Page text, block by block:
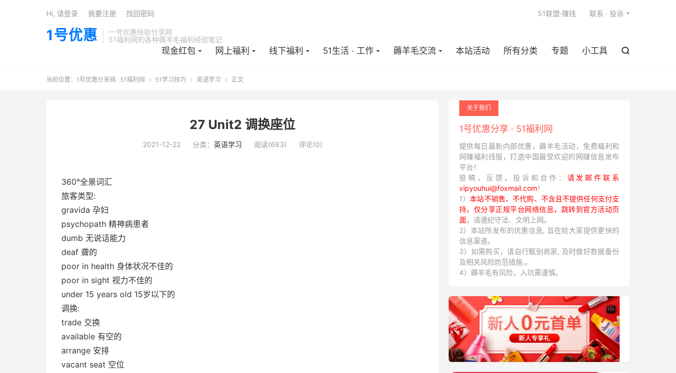
1号优惠
一号优惠经验分享网
51福利网的各种薅羊毛福利经验笔记
现金红包 网上福利 线下福利 51生活 · 工作 薅羊毛交流 本站活动 所有分类 专题 小工具 
51联盟·赚钱 联系 · 投诉
Hi, 请登录 我要注册 找回密码
当前位置： 1号优惠分享网 · 51福利网  51学习技巧  英语学习  正文
27 Unit2 调换座位
2021-12-22 分类： 英语学习 阅读(683) 评论(0)
360°全景词汇
旅客类型:
gravida 孕妇
psychopath 精神病患者
dumb 无说话能力
deaf 聋的
poor in health 身体状况不佳的
poor in sight 视力不佳的
under 15 years old 15岁以下的
调换:
trade 交换
available 有空的
arrange 安排
vacant seat 空位
关于我们
1号优惠分享 · 51福利网
提供每日最新内部优惠，薅羊毛活动，免费福利和
网赚福利线报，打造中国最受欢迎的网赚信息发布
平台！
投稿，反馈，投诉和合作： 请发邮件联系
vipyouhui@foxmail.com！
1）本站不销售、不代购、不含且不提供任何支付支
持，仅分享正规平台网络信息，跳转到官方活动页
面，请遵纪守法、文明上网。
2）本站所发布的优惠信息, 旨在给大家提供更快的
信息渠道。
3）如需购买，请自行甄别商家, 及时做好数据备份
及相关风险防范措施.。
4）薅羊毛有风险，入坑需谨慎。